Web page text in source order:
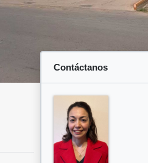
Contáctanos